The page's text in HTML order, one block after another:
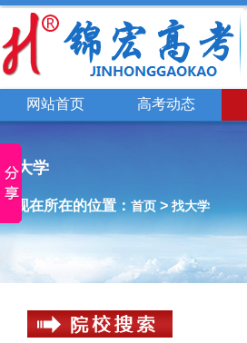
网站首页 高考动态
找大学
您现在所在的位置： 首页 > 找大学